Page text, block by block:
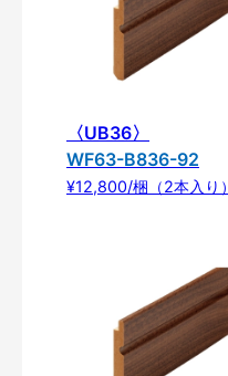
〈UB36〉
WF63-B836-92
¥12,800/梱（2本入り）